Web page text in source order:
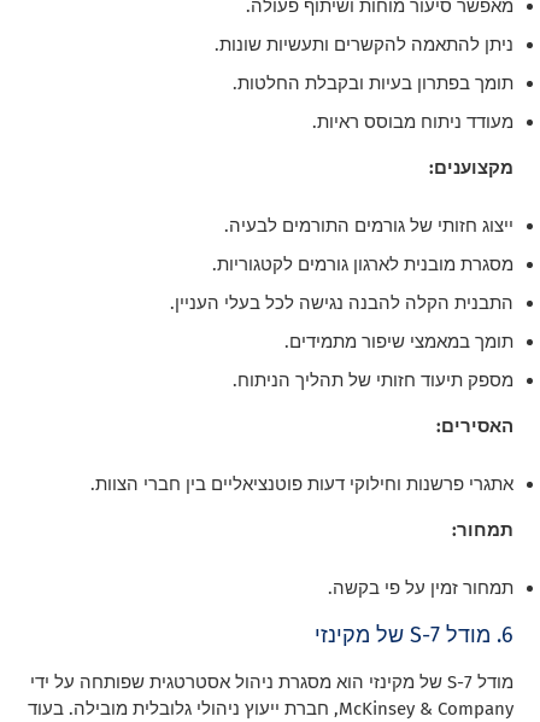
מאפשר סיעור מוחות ושיתוף פעולה.
ניתן להתאמה להקשרים ותעשיות שונות.
תומך בפתרון בעיות ובקבלת החלטות.
מעודד ניתוח מבוסס ראיות.
מקצוענים:
ייצוג חזותי של גורמים התורמים לבעיה.
מסגרת מובנית לארגון גורמים לקטגוריות.
התבנית הקלה להבנה נגישה לכל בעלי העניין.
תומך במאמצי שיפור מתמידים.
מספק תיעוד חזותי של תהליך הניתוח.
האסירים:
אתגרי פרשנות וחילוקי דעות פוטנציאליים בין חברי הצוות.
תמחור:
תמחור זמין על פי בקשה.
6. מודל 7-S של מקינזי
מודל 7-S של מקינזי הוא מסגרת ניהול אסטרטגית שפותחה על ידי
McKinsey & Company, חברת ייעוץ ניהולי גלובלית מובילה. בעוד